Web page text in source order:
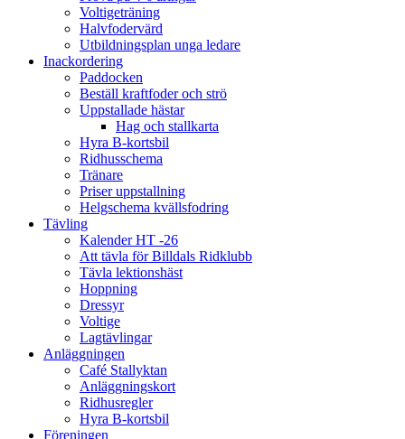
Voltigeträning
Halvfodervärd
Utbildningsplan unga ledare
Inackordering
Paddocken
Beställ kraftfoder och strö
Uppstallade hästar
Hag och stallkarta
Hyra B-kortsbil
Ridhusschema
Tränare
Priser uppstallning
Helgschema kvällsfodring
Tävling
Kalender HT -26
Att tävla för Billdals Ridklubb
Tävla lektionshäst
Hoppning
Dressyr
Voltige
Lagtävlingar
Anläggningen
Café Stallyktan
Anläggningskort
Ridhusregler
Hyra B-kortsbil
Föreningen